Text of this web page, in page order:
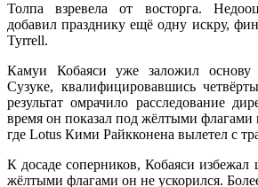
Толпа взревела от восторга.
добавил празднику ещё одну искру,
Tyrrell.
Камуи Кобаяси уже заложил основу
Сузуке, квалифицировавшись
результат омрачило расследование
время он показал под жёлтыми флагами
где Lotus Кими Райкконена вылетел с
К досаде соперников, Кобаяси
жёлтыми флагами он не ускорился.